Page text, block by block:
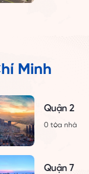
Minh
Quận 2
0 tòa nhà
Quận 7